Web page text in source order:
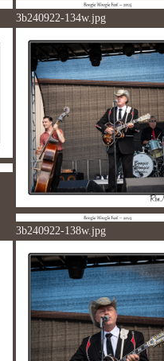
3b240922-134w.jpg
3b240922-138w.jpg